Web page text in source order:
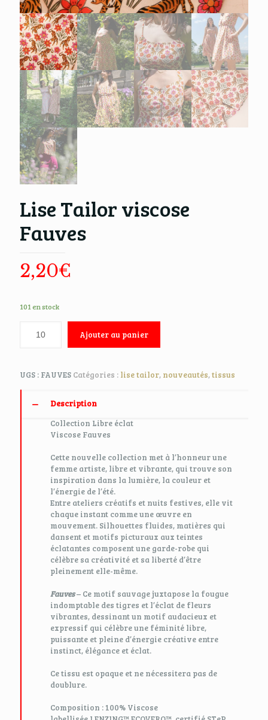
Lise Tailor viscose
Fauves
2,20€
101 en stock
Ajouter au panier
UGS : FAUVES Catégories : lise tailor, nouveautés,tissus
Description
Collection Libre éclat
Viscose Fauves
Cette nouvelle collection met à l’honneur une
femme artiste, libre et vibrante, qui trouve son
inspiration dans la lumière, la couleur et
l’énergie de l’été.
Entre ateliers créatifs et nuits festives, elle vit
chaque instant comme une œuvre en
mouvement. Silhouettes fluides, matières qui
dansent et motifs picturaux aux teintes
éclatantes composent une garde-robe qui
célèbre sa créativité et sa liberté d’être
pleinement elle-même.
Fauves– Ce motif sauvage juxtapose la fougue
indomptable des tigres et l’éclat de fleurs
vibrantes, dessinant un motif audacieux et
expressif qui célèbre une féminité libre,
puissante et pleine d’énergie créative entre
instinct, élégance et éclat.
Ce tissu est opaque et ne nécessitera pas de
doublure.
Composition : 100% Viscose